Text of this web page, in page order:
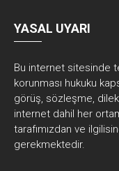
YASAL UYARI
Bu internet sitesinde
korunması hukuku
görüş, sözleşme,
internet dahil her
tarafımızdan ve
gerekmektedir.